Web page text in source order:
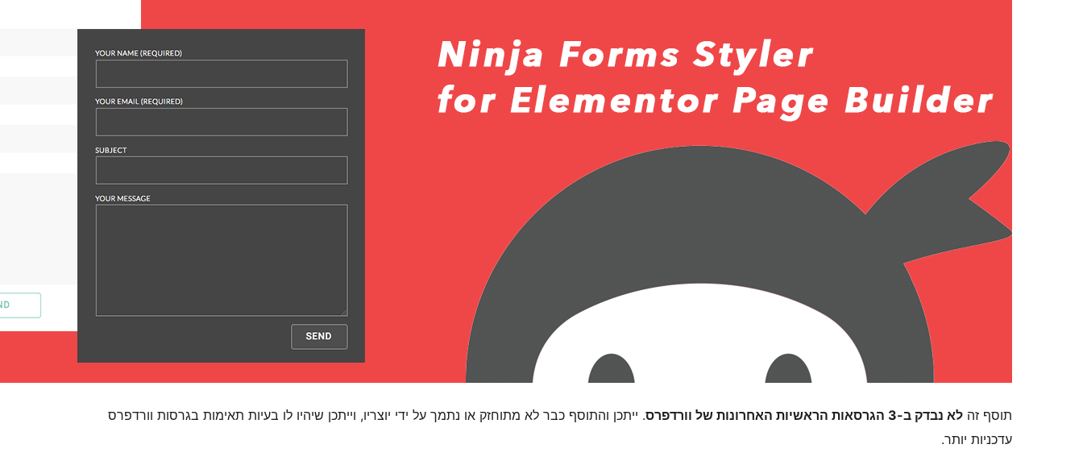
תוסף זה לא נבדק ב-3 הגרסאות הראשיות האחרונות של וורדפרס
. ייתכן והתוסף כבר לא מתוחזק או נתמך על ידי יוצריו, וייתכן שיהיו לו בעיות תאימות בגרסות וורדפרס
עדכניות יותר.